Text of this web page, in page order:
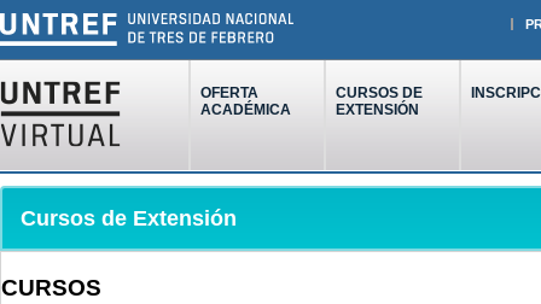
OFERTA
ACADÉMICA
CURSOS DE
EXTENSIÓN
Cursos de Extensión
CURSOS